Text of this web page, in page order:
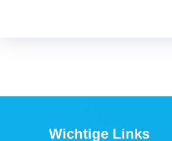
Wichtige Links